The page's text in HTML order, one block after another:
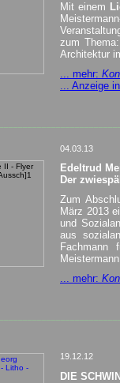
Mit einem
zum
Architektur
... mehr:
... Anzeige
04.03.13
Edeltrud
Der
Zum
März 2013
und
aus
Fachmann
... mehr:
19.12.12
DIE